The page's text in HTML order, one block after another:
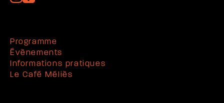
Programme
Évènements
Informations pratiques
Le Café Méliès